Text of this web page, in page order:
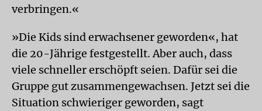
verbringen.«
»Die Kids sind erwachsener geworden«, hat
die 20-Jährige festgestellt. Aber auch, dass
viele schneller erschöpft seien. Dafür sei die
Gruppe gut zusammengewachsen. Jetzt sei die
Situation schwieriger geworden, sagt